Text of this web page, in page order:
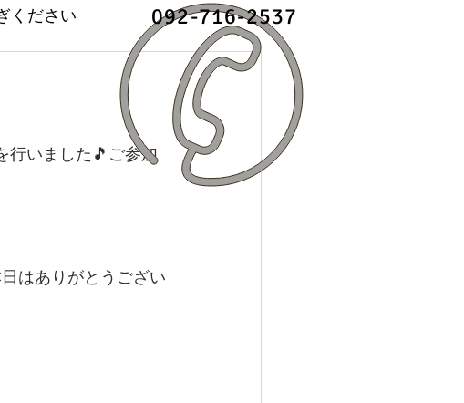
ください 092-716-2537
行いました🎵ご参加
はありがとうござい